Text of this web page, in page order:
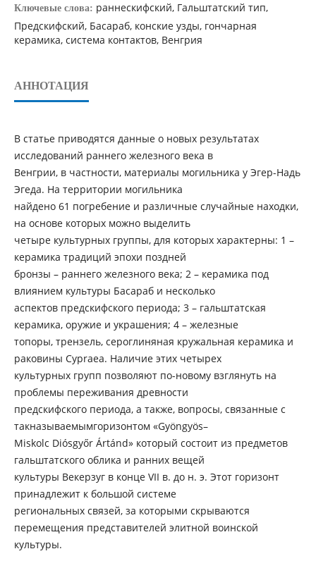
Ключевые слова: раннескифский, Гальштатский тип,
Предскифский, Басараб, конские узды, гончарная
керамика, система контактов, Венгрия
АННОТАЦИЯ
В статье приводятся данные о новых результатах
исследований раннего железного века в
Венгрии, в частности, материалы могильника у Эгер-Надь
Эгеда. На территории могильника
найдено 61 погребение и различные случайные находки,
на основе которых можно выделить
четыре культурных группы, для которых характерны: 1 –
керамика традиций эпохи поздней
бронзы – раннего железного века; 2 – керамика под
влиянием культуры Басараб и несколько
аспектов предскифского периода; 3 – гальштатская
керамика, оружие и украшения; 4 – железные
топоры, трензель, сероглиняная кружальная керамика и
раковины Cypraea. Наличие этих четырех
культурных групп позволяют по-новому взглянуть на
проблемы переживания древности
предскифского периода, а также, вопросы, связанные с
такназываемымгоризонтом «Gyöngyös–
Miskolc Diósgyőr Ártánd» который состоит из предметов
гальштатского облика и ранних вещей
культуры Векерзуг в конце VII в. до н. э. Этот горизонт
принадлежит к большой системе
региональных связей, за которыми скрываются
перемещения представителей элитной воинской
культуры.